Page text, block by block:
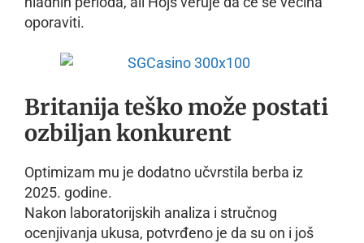
oporaviti.
Britanija teško može postati
ozbiljan konkurent
Optimizam mu je dodatno učvrstila berba iz
2025. godine.
Nakon laboratorijskih analiza i stručnog
ocenjivanja ukusa, potvrđeno je da su on i još